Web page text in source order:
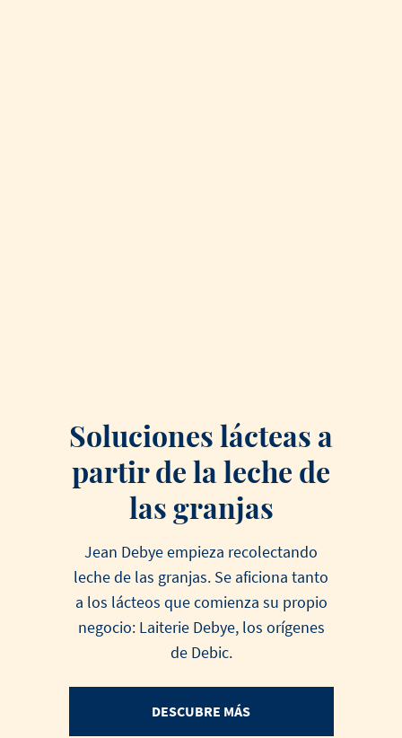
Soluciones lácteas a
partir de la leche de
las granjas
Jean Debye empieza recolectando
leche de las granjas. Se aficiona tanto
a los lácteos que comienza su propio
negocio: Laiterie Debye, los orígenes
de Debic.
DESCUBRE MÁS